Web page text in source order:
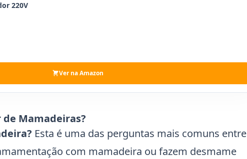
220V
Ver na Amazon
Mamadeiras?
Esta é uma das perguntas mais comuns entre
com mamadeira ou fazem desmame